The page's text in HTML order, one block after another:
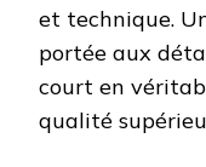
et technique.
portée aux
court en
qualité